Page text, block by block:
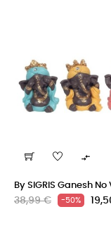

By SIGRIS Ganesh No
Precio
38,99 € -50%